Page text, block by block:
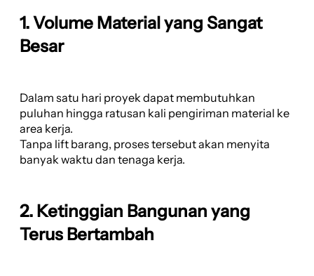
1. Volume Material yang Sangat
Besar
Dalam satu hari proyek dapat membutuhkan
puluhan hingga ratusan kali pengiriman material ke
area kerja.
Tanpa lift barang, proses tersebut akan menyita
banyak waktu dan tenaga kerja.
2. Ketinggian Bangunan yang
Terus Bertambah